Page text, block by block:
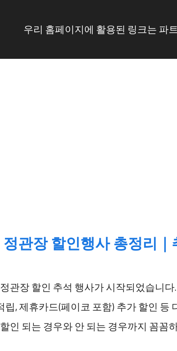
우리 홈페이지에 활용된 링크는 파
관장 할인행사 총정리｜
관장 할인 추석 행사가 시작되었습니
립, 제휴카드(페이코 포함) 추가 할인 등
인 되는 경우와 안 되는 경우까지 꼼꼼